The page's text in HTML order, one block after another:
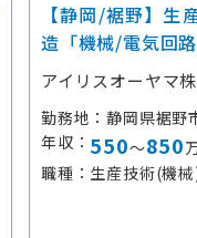
【静岡/裾野】
造「機械/電気回路
アイリスオーヤマ
勤務地
静岡県裾野
年収
550～850
職種
生産技術(機